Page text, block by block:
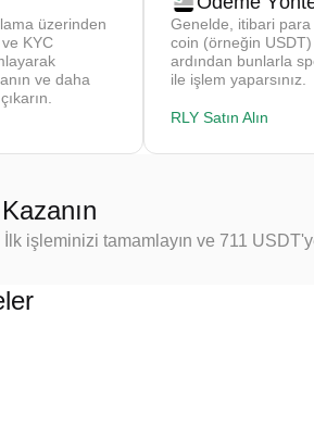
üzerinden
KYC
ve daha
Genelde, itibari
coin (örneğin USDT)
ardından bunlarla
ile işlem yaparsınız.
RLY Satın Alın
işleminizi tamamlayın ve 711